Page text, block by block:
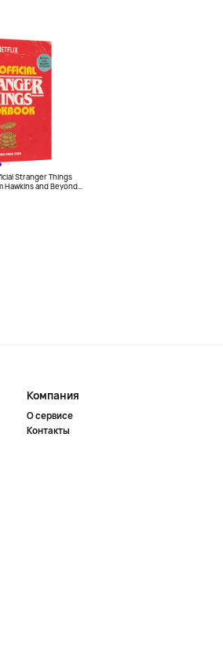
Stranger Things
Hawkins and Beyond
Компания
О сервисе
Контакты